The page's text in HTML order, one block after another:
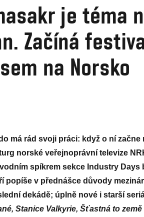
je téma
Začíná
na Norsko
má rád svoji práci: když o ní začne
norské veřejnoprávní televize
spíkrem sekce Industry Days
popíše v přednášce důvody
dekádě; úplně nové i starší
Stanice Valkyrie, Šťastná to země